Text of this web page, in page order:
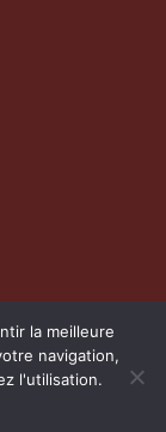
créé parDAKIN
la meilleure
navigation,
l'utilisation.